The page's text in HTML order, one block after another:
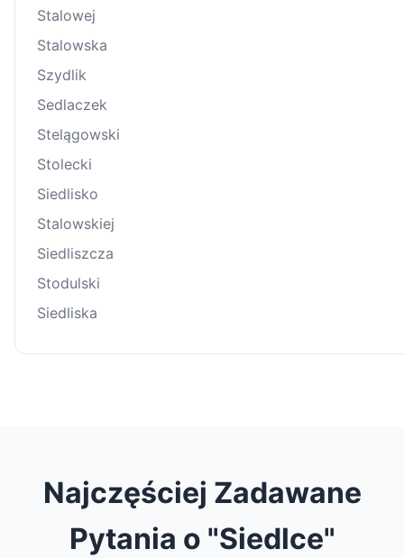
Stalowej
Stalowska
Szydlik
Sedlaczek
Stelągowski
Stolecki
Siedlisko
Stalowskiej
Siedliszcza
Stodulski
Siedliska
Najczęściej Zadawane
Pytania o "Siedlce"